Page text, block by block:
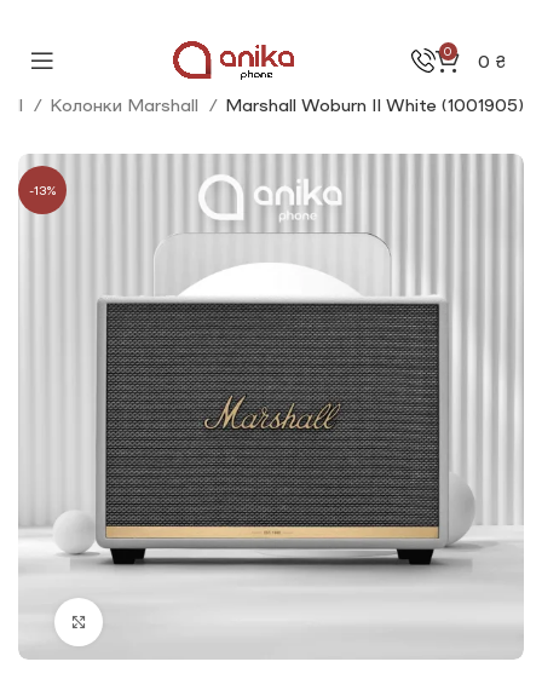
0 0 ₴
Колонки Marshall Marshall Woburn |I White (1001905)
-13%